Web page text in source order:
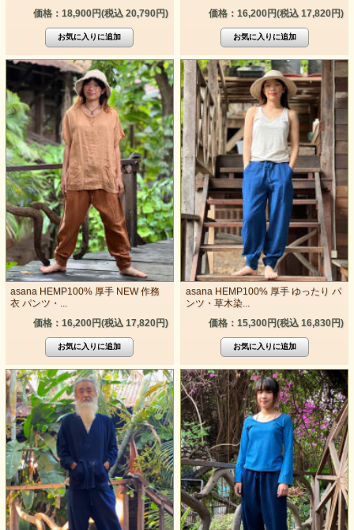
価格：18,900円(税込 20,790円)
価格：16,200円(税込 17,820円)
asana HEMP100% 厚手 NEW 作務
衣 パンツ・...
価格：16,200円(税込 17,820円)
asana HEMP100% 厚手 ゆったり パ
ンツ・草木染...
価格：15,300円(税込 16,830円)